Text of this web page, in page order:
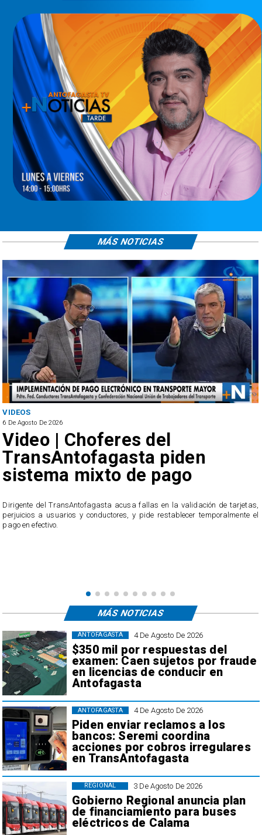
VIDEOS
6 De Agosto De 2026
Video | Choferes del
TransAntofagasta piden
sistema mixto de pago
​Dirigente del TransAntofagasta acusa fallas en la validación de tarjetas,
perjuicios a usuarios y conductores, y pide restablecer temporalmente el
pago en efectivo.
MÁS NOTICIAS
4 De Agosto De 2026
$350 mil por respuestas del
examen: Caen sujetos por fraude
en licencias de conducir en
Antofagasta
ANTOFAGASTA
4 De Agosto De 2026
Piden enviar reclamos a los
bancos: Seremi coordina
acciones por cobros irregulares
en TransAntofagasta
ANTOFAGASTA
3 De Agosto De 2026
Gobierno Regional anuncia plan
de financiamiento para buses
eléctricos de Calama
REGIONAL
MÁS NOTICIAS